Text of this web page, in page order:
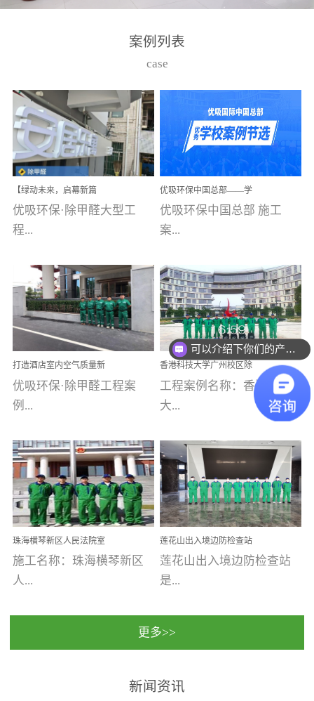
高技能的团队。汇聚了众
取得了多项产品技术专利
和多项国家版权局著作
权，获得高新技术企业称
号。生产优势自主生产自
给自足，优吸公司于2015
在广州番禺区成功建立产
品线生产基地，工厂拥有
自动化生产设备和成熟的
选择源头源材料、严控产
品质量，我们每一批的生
产产品都经过严格的质检
程序；生产车间为优吸总
部和全国分支机构生产光
触媒、净醛王、祛味剂等
优吸系列产品，保质保量
完成生产任务，确保全国
求。资质优势团队优势分
支优势优吸环保是一棵正
茁壮成长的树，只要我们
人人都爱护她、珍惜她、
她将越来越枝繁叶茂，终
将会成为一棵参天大树！
优吸环保截止2020年拥有
全国600家网点分支机构。
案例列表
case
【绿动未来，启幕新篇
章】优吸环保中标深圳安
居乐寓，超大型工装室内
空气治理项目顺利启航，
优吸环保·除甲醛大型工
程...
案例【深圳安居乐寓】室
内空气治理项目深圳安居
乐寓 深圳市安居乐寓
为深圳安居集团旗下城...
优吸环保中国总部——学
校施工案例(节选)
优吸环保中国总部 施工
案...
例(学校工装节选)广州南沙
小学(珠江湾校区)项目地
址：广州市南沙区海滨路
南沙珠江湾江门市蓬江区
禾...
打造酒店室内空气质量新
标杆——优吸环保·标杆之
作：东莞美豪雅致酒店室
内空气治理工程纪实
优吸环保·除甲醛工程案
例...
【东莞美豪雅致酒店】室
内空气治理项目东莞美豪
雅致酒店 东莞美豪雅
致酒店是为中高端人士...
香港科技大学广州校区除
甲醛项目圆满完成
工程案例名称：香港科技
大...
学广州校区室内空气治
理 工程案例地址：广
州南沙区·香港科技大学(广
州)校区 工程案...
珠海横琴新区人民法院室
内除甲醛空气治理项目
施工名称：珠海横琴新区
人...
民法院室内除甲醛空气治
保施工日期：2020年1月珠
莲花山出入境边防检查站
室内除甲醛空气治理项目
莲花山出入境边防检查站
是...
国家通过设在对外开放口
（及各出入境边防检查
更多>>
新闻资讯
你们是怎么收费的呢